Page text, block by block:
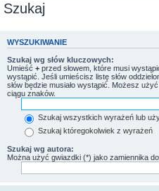
Szukaj
WYSZUKIWANIE
Szukaj wg słów kluczowych:
Umieść + przed słowem, które musi
wystąpić. Jeśli umieścisz listę słów
słów będzie musiało wystąpić. Możesz
ciągu znaków.
Szukaj wszystkich wyrażeń lub
Szukaj któregokolwiek z wyrażeń
Szukaj wg autora:
Można użyć gwiazdki (*) jako zamiennika